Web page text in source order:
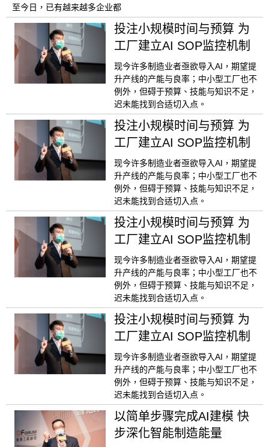
至今日，已有越来越多企业都
投注小规模时间与预算 为
工厂建立AI SOP监控机制
现今许多制造业者亟欲导入AI，期望提
升产线的产能与良率；中小型工厂也不
例外，但碍于预算、技能与知识不足，
迟未能找到合适切入点。
投注小规模时间与预算 为
工厂建立AI SOP监控机制
现今许多制造业者亟欲导入AI，期望提
升产线的产能与良率；中小型工厂也不
例外，但碍于预算、技能与知识不足，
迟未能找到合适切入点。
投注小规模时间与预算 为
工厂建立AI SOP监控机制
现今许多制造业者亟欲导入AI，期望提
升产线的产能与良率；中小型工厂也不
例外，但碍于预算、技能与知识不足，
迟未能找到合适切入点。
投注小规模时间与预算 为
工厂建立AI SOP监控机制
现今许多制造业者亟欲导入AI，期望提
升产线的产能与良率；中小型工厂也不
例外，但碍于预算、技能与知识不足，
迟未能找到合适切入点。
以简单步骤完成AI建模 快
步深化智能制造能量